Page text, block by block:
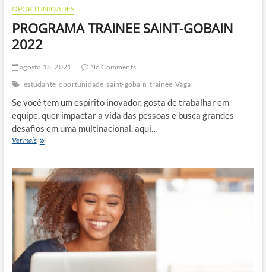
OPORTUNIDADES
PROGRAMA TRAINEE SAINT-GOBAIN
2022
agosto 18, 2021
No Comments
estudante oportunidade saint-gobain trainee Vaga
Se você tem um espírito inovador, gosta de trabalhar em
equipe, quer impactar a vida das pessoas e busca grandes
desafios em uma multinacional, aqui…
Ver maisPROGRAMA
GOBAIN
2022